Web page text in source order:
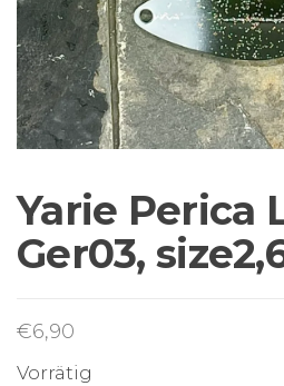
Sortiment
Rollen und
Schnüre sowie
Zubehör für das
Yarie Perica
Ger03,
€6,90
Vorrätig